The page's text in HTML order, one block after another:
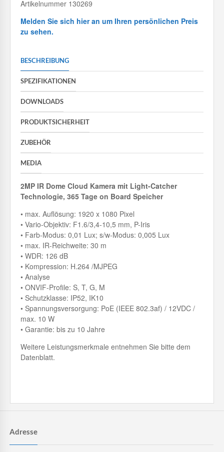
Artikelnummer 130269
Melden Sie sich hier an um Ihren persönlichen Preis
zu sehen.
BESCHREIBUNG
SPEZIFIKATIONEN
DOWNLOADS
PRODUKTSICHERHEIT
ZUBEHÖR
MEDIA
2MP IR Dome Cloud Kamera mit Light-Catcher
Technologie, 365 Tage on Board Speicher
• max. Auflösung: 1920 x 1080 Pixel
• Vario-Objektiv: F1.6/3,4-10,5 mm, P-Iris
• Farb-Modus: 0,01 Lux; s/w-Modus: 0,005 Lux
• max. IR-Reichweite: 30 m
• WDR: 126 dB
• Kompression: H.264 /MJPEG
• Analyse
• ONVIF-Profile: S, T, G, M
• Schutzklasse: IP52, IK10
• Spannungsversorgung: PoE (IEEE 802.3af) / 12VDC /
max. 10 W
• Garantie: bis zu 10 Jahre
Weitere Leistungsmerkmale entnehmen Sie bitte dem
Datenblatt.
Adresse